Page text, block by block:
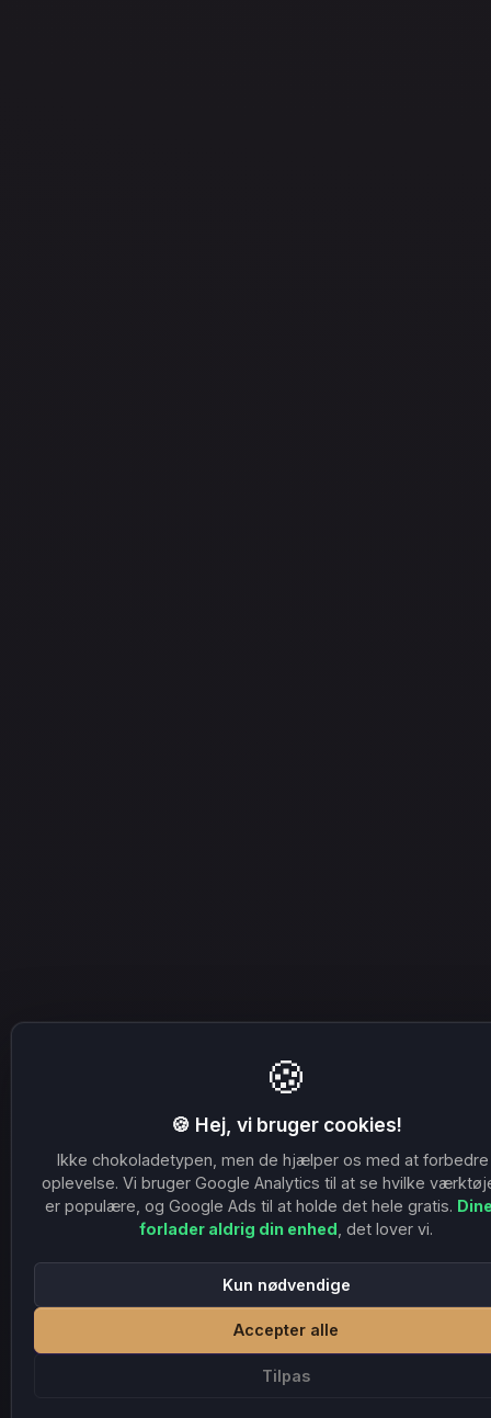
🍪
🍪 Hej, vi bruger cookies!
Ikke chokoladetypen, men de hjælper os med at forbedre
oplevelse. Vi bruger Google Analytics til at se hvilke
er populære, og Google Ads til at holde det hele gratis.
forlader aldrig din enhed , det lover vi.
Tilpas
Kun nødvendige
Accepter alle